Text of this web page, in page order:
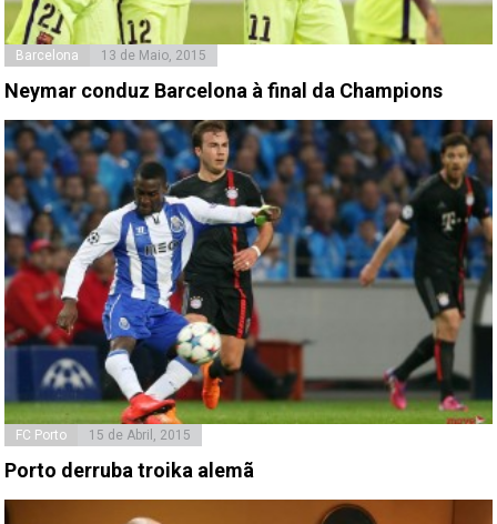
Barcelona 13 de Maio, 2015
Neymar conduz Barcelona à final da Champions
FC Porto 15 de Abril, 2015
Porto derruba troika alemã